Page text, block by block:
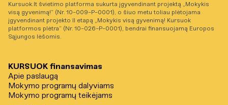
Kursuok.lt švietimo platforma sukurta įgyvendinant projektą „Mokykis
visą gyvenimą!“ (Nr. 10-009-P-0001), o šiuo metu toliau plėtojama
įgyvendinant projekto II etapą „Mokykis visą gyvenimą! Kursuok
platformos plėtra“ (Nr. 10-026-P-0001), bendrai finansuojamą Europos
Sąjungos lėšomis.
KURSUOK finansavimas
Apie paslaugą
Mokymo programų dalyviams
Mokymo programų teikėjams